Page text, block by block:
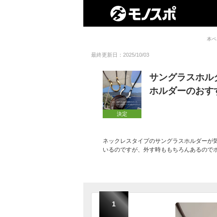
本
最終更新日：2025/10/03
決定
サングラスホル
ホルダーのおす
ネックレスタイプのサングラスホルダー
いるのですが、外す時ももちろんあるの
1